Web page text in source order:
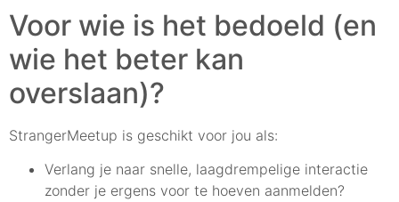
Voor wie is het bedoeld (en
wie het beter kan
overslaan)?
StrangerMeetup is geschikt voor jou als:
Verlang je naar snelle, laagdrempelige interactie
zonder je ergens voor te hoeven aanmelden?